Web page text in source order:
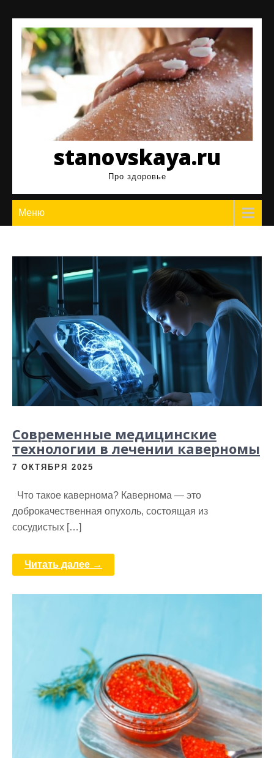
содержимому
stanovskaya.ru
Про здоровье
Меню
Современные медицинские
технологии в лечении каверномы
7 ОКТЯБРЯ 2025
Что такое кавернома? Кавернома — это
доброкачественная опухоль, состоящая из
сосудистых […]
Читать далее →